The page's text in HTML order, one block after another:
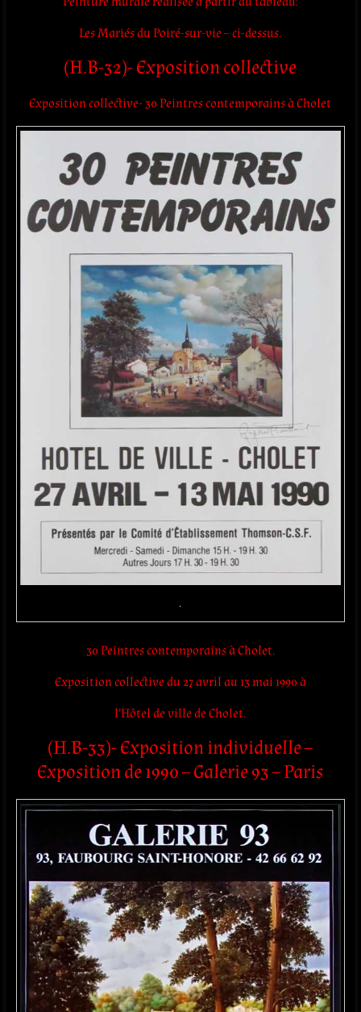
Les Mariés du Poiré-sur-vie – ci-dessus.
(H.B-32)- Exposition collective
Exposition collective- 30 Peintres contemporains à Cholet
.
30 Peintres contemporains à Cholet.
Exposition collective du 27 avril au 13 mai 1990 à
l’Hôtel de ville de Cholet.
(H.B-33)- Exposition individuelle –
Exposition de 1990 – Galerie 93 – Paris